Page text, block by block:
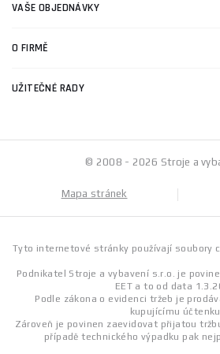
VAŠE OBJEDNÁVKY
O FIRMĚ
UŽITEČNÉ RADY
© 2008 - 2026 Stroje a
Mapa stránek
Tyto internetové stránky používají soubory
Podnikatel Stroje a vybavení s.r.o. je
EET a to od data
Podle zákona o evidenci tržeb je
kupujícímu
Zároveň je povinen zaevidovat přijatou
případě technického výpadku pak